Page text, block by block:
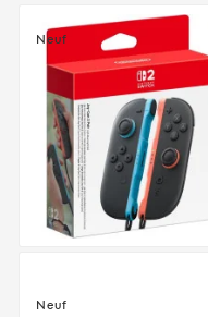
Neuf
Neuf